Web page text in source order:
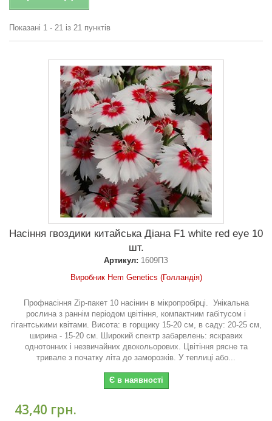
Показані 1 - 21 із 21 пунктів
Насіння гвоздики китайська Діана F1 white red eye 10
шт.
Артикул: 1609ПЗ
Виробник Hem Genetics (Голландія)
Профнасіння Zip-пакет 10 насінин в мікропробірці. Унікальна
рослина з раннім періодом цвітіння, компактним габітусом і
гігантськими квітами. Висота: в горщику 15-20 см, в саду: 20-25 см,
ширина - 15-20 см. Широкий спектр забарвлень: яскравих
однотонних і незвичайних двокольорових. Цвітіння рясне та
тривале з початку літа до заморозків. У теплиці або...
Є в наявності
43,40 грн.